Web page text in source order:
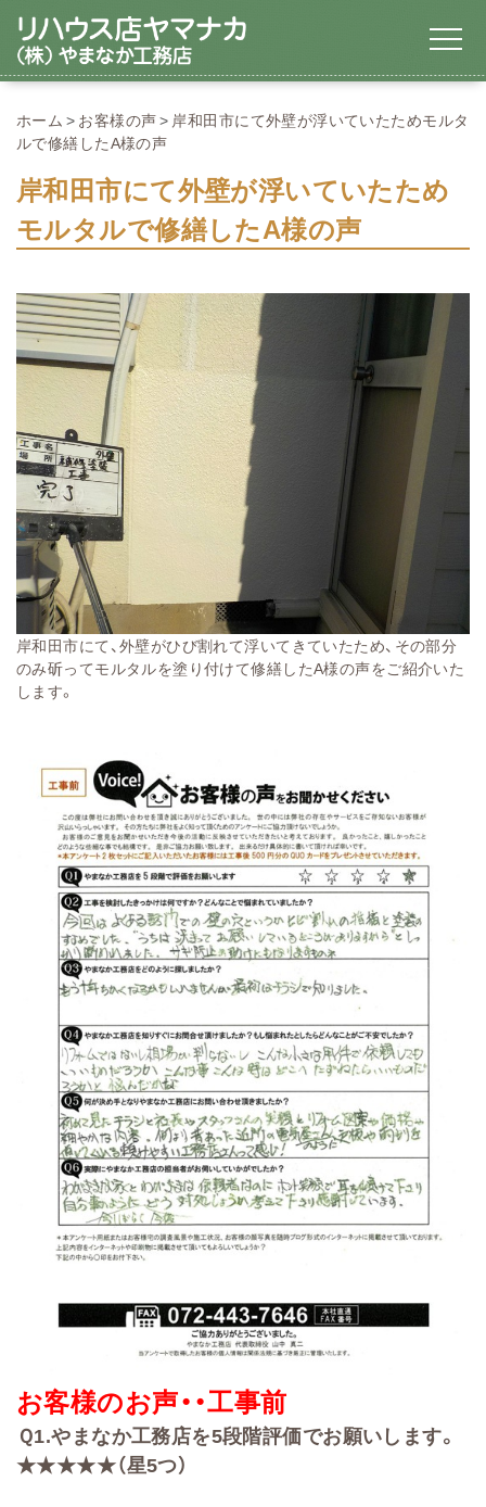
ホーム お客様の声
岸和田市にて外壁が浮いていたためモルタ
ルで修繕したA様の声
岸和田市にて外壁が浮いていたため
モルタルで修繕したA様の声
岸和田市にて、外壁がひび割れて浮いてきていたため、その部分
のみ斫ってモルタルを塗り付けて修繕したA様の声をご紹介いた
します。
お客様のお声・・工事前
Ｑ1.やまなか工務店を5段階評価でお願いします。
★★★★★（星5つ）